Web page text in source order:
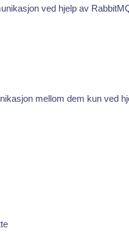
ved hjelp av
mellom dem kun ved